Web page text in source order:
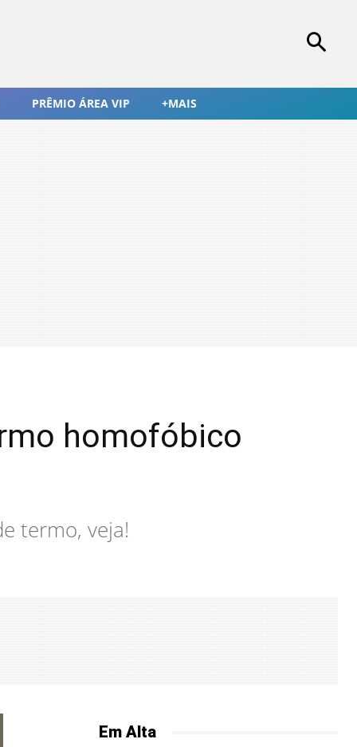
PRÊMIO ÁREA VIP +MAIS
homofóbico
termo, veja!
Em Alta